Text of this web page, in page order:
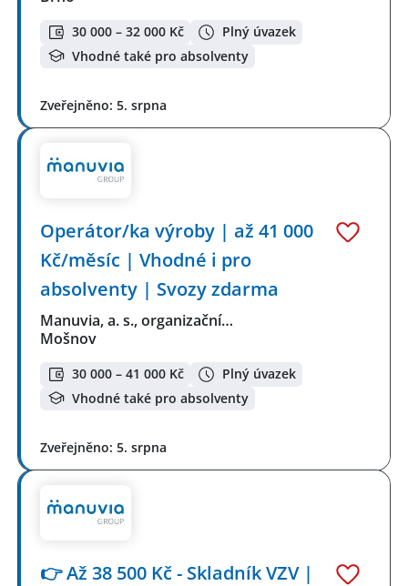
30 000 – 32 000 Kč
Plný úvazek
Vhodné také pro absolventy
Zveřejněno: 5. srpna
Operátor/ka výroby | až 41 000
Kč/měsíc | Vhodné i pro
absolventy | Svozy zdarma
Manuvia, a. s., organizační…
Mošnov
30 000 – 41 000 Kč
Plný úvazek
Vhodné také pro absolventy
Zveřejněno: 5. srpna
👉 Až 38 500 Kč - Skladník VZV |